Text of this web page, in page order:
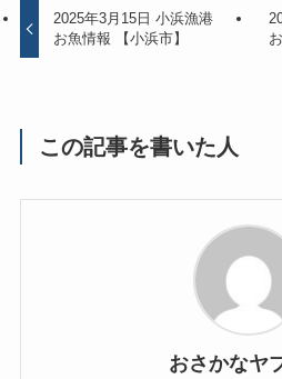
2025年3月15日 小浜漁港
お魚情報 【小浜市】
この記事を書いた人
おさかなヤ